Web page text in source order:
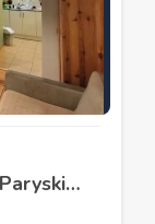
4pok, 82met, Okolice Komuny Paryskiej STRYCH (Wrocław)